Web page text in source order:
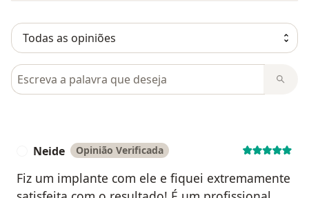
Pesquisar em opiniões
Neide Opinião Verificada
Fiz um implante com ele e fiquei extremamente